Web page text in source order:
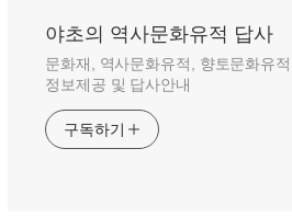
야초의 역사문화유적 답사
문화재, 역사문화유적, 향토문화유
정보제공 및 답사안내
구독하기